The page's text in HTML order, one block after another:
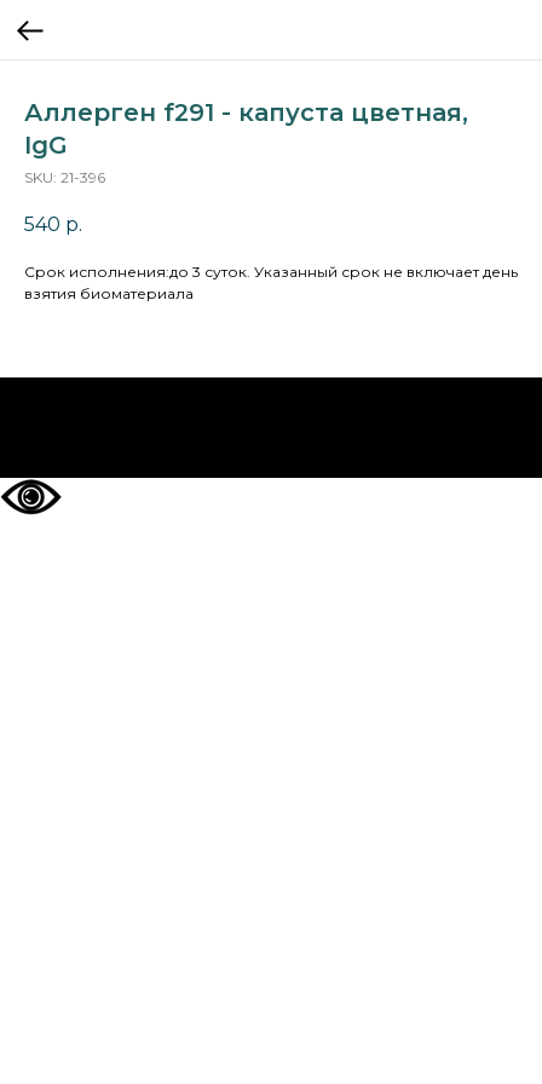
Аллерген f291 - капуста цветная,
IgG
SKU: 21-396
540 р.
Cрок исполнения:до 3 суток. Указанный срок не включает день
взятия биоматериала